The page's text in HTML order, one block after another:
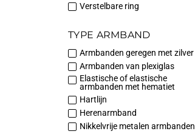
Verstelbare ring
TYPE ARMBAND
Armbanden geregen met zilver
Armbanden van plexiglas
Elastische of elastische
armbanden met hematiet
Hartlijn
Herenarmband
Nikkelvrije metalen armbanden